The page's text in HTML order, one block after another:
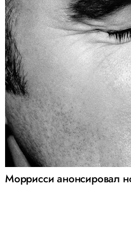
Моррисси анонсировал